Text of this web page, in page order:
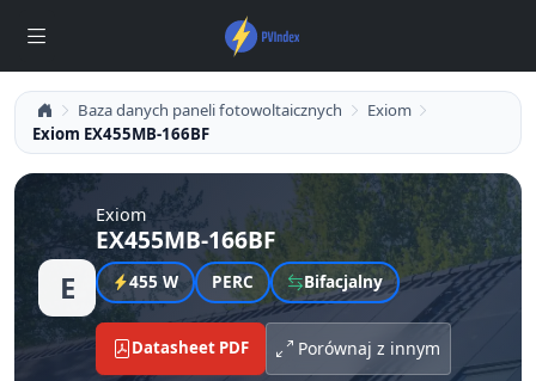
Baza danych paneli fotowoltaicznych
Exiom
Exiom EX455MB-166BF
E
Exiom
EX455MB-166BF
455 W PERC Bifacjalny
Datasheet PDF Porównaj z innym